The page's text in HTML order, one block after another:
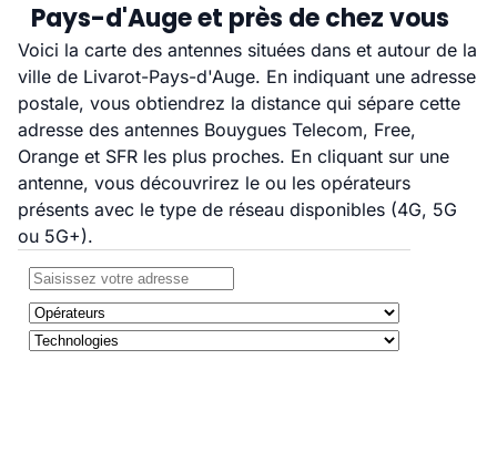
Pays-d'Auge et près de chez vous
Voici la carte des antennes situées dans et autour de la
ville de Livarot-Pays-d'Auge. En indiquant une adresse
postale, vous obtiendrez la distance qui sépare cette
adresse des antennes Bouygues Telecom, Free,
Orange et SFR les plus proches. En cliquant sur une
antenne, vous découvrirez le ou les opérateurs
présents avec le type de réseau disponibles (4G, 5G
ou 5G+).